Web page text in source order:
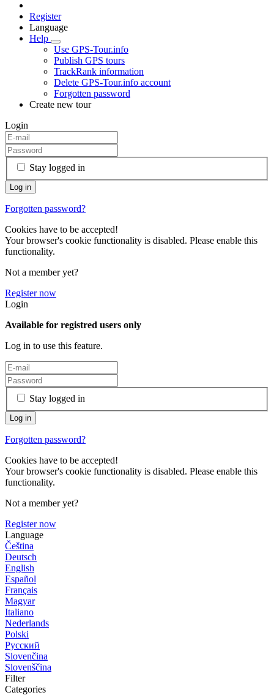
Register
Language
Help
Use GPS-Tour.info
Publish GPS tours
TrackRank information
Delete GPS-Tour.info account
Forgotten password
Create new tour
Login
Stay logged in
Forgotten password?
Cookies have to be accepted!
Your browser's cookie functionality is disabled. Please enable this
functionality.
Not a member yet?
Register now
Login
Available for registred users only
Log in to use this feature.
Stay logged in
Forgotten password?
Cookies have to be accepted!
Your browser's cookie functionality is disabled. Please enable this
functionality.
Not a member yet?
Register now
Language
Čeština
Deutsch
English
Español
Français
Magyar
Italiano
Nederlands
Polski
Русский
Slovenčina
Slovenščina
Filter
Categories